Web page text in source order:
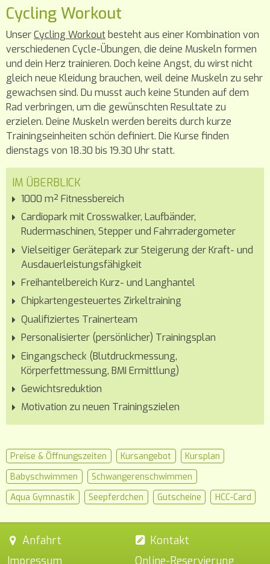
Cycling Workout
UnserCycling Workout besteht aus einer Kombination von
verschiedenen Cycle-Übungen, die deine Muskeln formen
und dein Herz trainieren. Doch keine Angst, du wirst nicht
gleich neue Kleidung brauchen, weil deine Muskeln zu sehr
gewachsen sind. Du musst auch keine Stunden auf dem
Rad verbringen, um die gewünschten Resultate zu
erzielen. Deine Muskeln werden bereits durch kurze
Trainingseinheiten schön definiert. Die Kurse finden
dienstags von 18.30 bis 19.30 Uhr statt.
IM ÜBERBLICK
1000 m² Fitnessbereich
Cardiopark mit Crosswalker, Laufbänder,
Rudermaschinen, Stepper und Fahrradergometer
Vielseitiger Gerätepark zur Steigerung der Kraft- und
Ausdauerleistungsfähigkeit
Freihantelbereich Kurz- und Langhantel
Chipkartengesteuertes Zirkeltraining
Qualifiziertes Trainerteam
Personalisierter (persönlicher) Trainingsplan
Eingangscheck (Blutdruckmessung,
Körperfettmessung, BMI Ermittlung)
Gewichtsreduktion
Motivation zu neuen Trainingszielen
Preise & Öffnungszeiten Kursangebot
Kursplan
Baby­schwimmen
Schwangeren­schwimmen
Aqua Gymnastik
Seepferdchen Gutscheine HCC-Card
Anfahrt
Kontakt
Impressum
Online-Reservierung